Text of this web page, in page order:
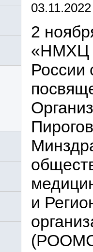
03.11.2022
2
«НМХЦ
России
и